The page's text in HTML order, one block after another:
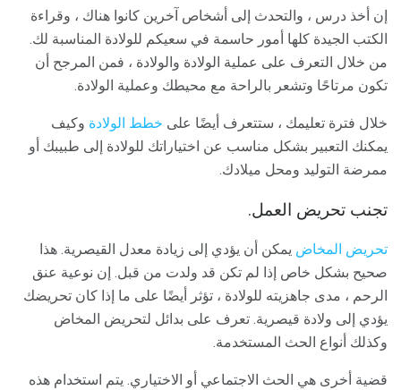
إن أخذ درس ، والتحدث إلى أشخاص آخرين كانوا هناك ، وقراءة
الكتب الجيدة كلها أمور حاسمة في سعيكم للولادة المناسبة لك.
من خلال التعرف على عملية الولادة والولادة ، فمن المرجح أن
تكون مرتاحًا وتشعر بالراحة مع محيطك وعملية الولادة.
خلال فترة تعليمك ، ستتعرف أيضًا على خطط الولادة وكيف
يمكنك التعبير بشكل مناسب عن اختياراتك للولادة إلى طبيبك أو
ممرضة التوليد ومحل ميلادك.
تجنب تحريض العمل.
تحريض المخاض يمكن أن يؤدي إلى زيادة معدل القيصرية. هذا
صحيح بشكل خاص إذا لم تكن قد ولدت من قبل. إن نوعية عنق
الرحم ، مدى جاهزيته للولادة ، تؤثر أيضًا على ما إذا كان تحريضك
يؤدي إلى ولادة قيصرية. تعرف على بدائل لتحريض المخاض
وكذلك أنواع الحث المستخدمة.
قضية أخرى هي الحث الاجتماعي أو الاختياري. يتم استخدام هذه